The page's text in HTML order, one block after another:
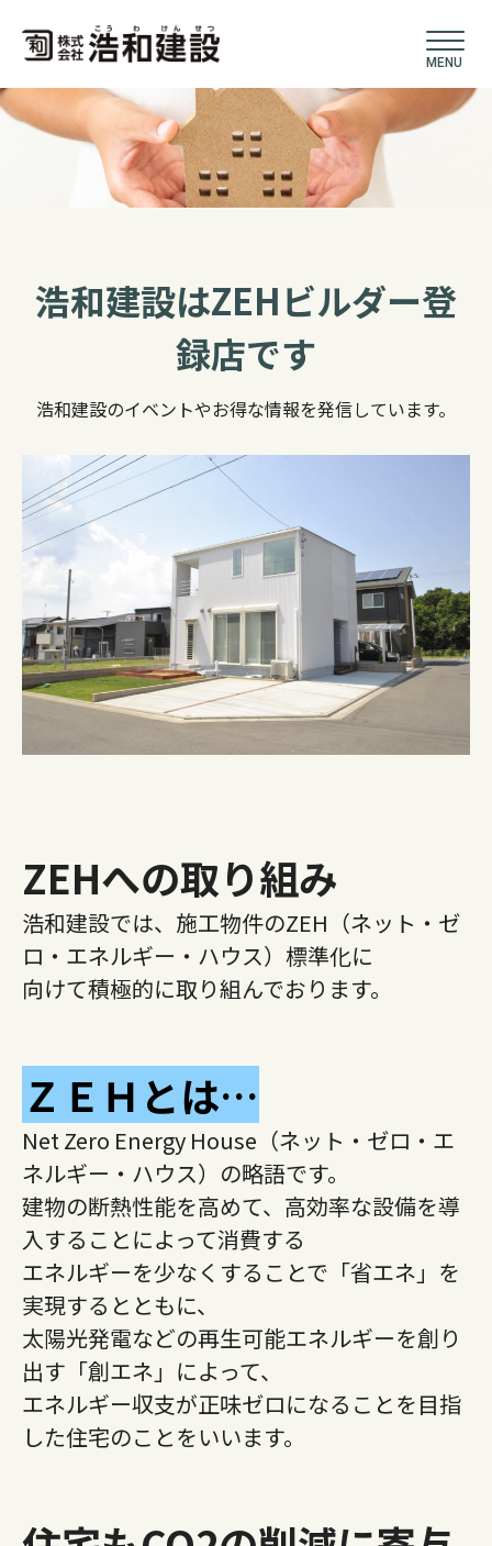
MENU
浩和建設はZEHビルダー登
録店です
浩和建設のイベントやお得な情報を発信しています。
ZEHへの取り組み
浩和建設では、施工物件のZEH（ネット・ゼ
ロ・エネルギー・ハウス）標準化に
向けて積極的に取り組んでおります。
ＺＥＨとは…
Net Zero Energy House（ネット・ゼロ・エ
ネルギー・ハウス）の略語です。
建物の断熱性能を高めて、高効率な設備を導
入することによって消費する
エネルギーを少なくすることで「省エネ」を
実現するとともに、
太陽光発電などの再生可能エネルギーを創り
出す「創エネ」によって、
エネルギー収支が正味ゼロになることを目指
した住宅のことをいいます。